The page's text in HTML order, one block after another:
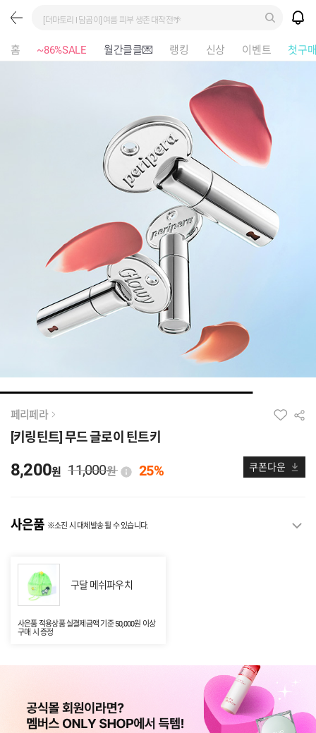
[더마토리 l 담곰이] 여름 피부 생존 대작전🌴
홈 ~86%SALE 월간클클💌 랭킹 신상 이벤트 첫구
페리페라
[키링틴트] 무드 글로이 틴트키
8,200원 11,000원 25% 쿠폰다운
사은품 ※소진 시 대체발송 될 수 있습니다.
구달 메쉬파우치
사은품 적용상품 실결제금액 기준 50,000원 이상
구매 시 증정